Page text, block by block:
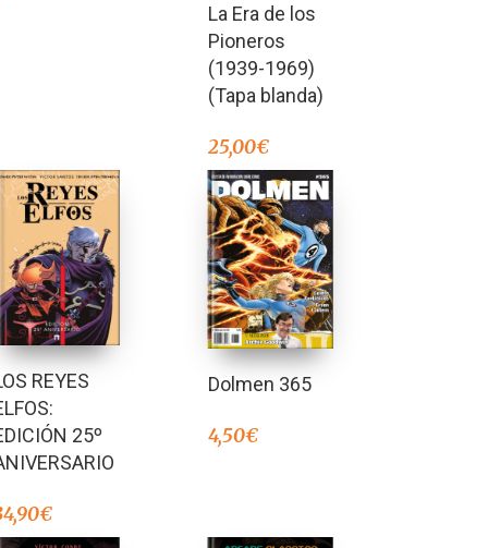
La Era de los
Pioneros
(1939-1969)
(Tapa blanda)
25,00€
REYES
25º
€
Dolmen 365
4,50€